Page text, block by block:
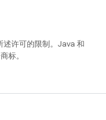
述许可的限制。Java 和
标。